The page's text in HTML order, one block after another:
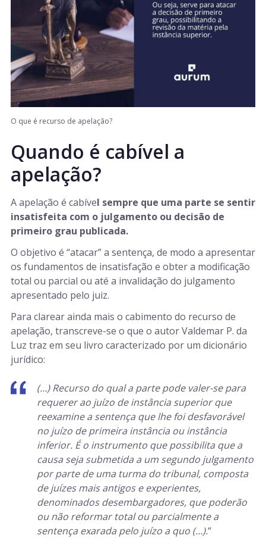
O que é recurso de apelação?
Quando é cabível a
apelação?
A apelação é cabível sempre que uma parte se sentir
insatisfeita com o julgamento ou decisão de
primeiro grau publicada.
O objetivo é “atacar” a sentença, de modo a apresentar
os fundamentos de insatisfação e obter a modificação
total ou parcial ou até a invalidação do julgamento
apresentado pelo juiz.
Para clarear ainda mais o cabimento do recurso de
apelação, transcreve-se o que o autor Valdemar P. da
Luz traz em seu livro caracterizado por um dicionário
jurídico:
(…) Recurso do qual a parte pode valer-se para
requerer ao juízo de instância superior que
reexamine a sentença que lhe foi desfavorável
no juízo de primeira instância ou instância
inferior. É o instrumento que possibilita que a
causa seja submetida a um segundo julgamento
por parte de uma turma do tribunal, composta
de juízes mais antigos e experientes,
denominados desembargadores, que poderão
ou não reformar total ou parcialmente a
sentença exarada pelo juízo a quo (…).“